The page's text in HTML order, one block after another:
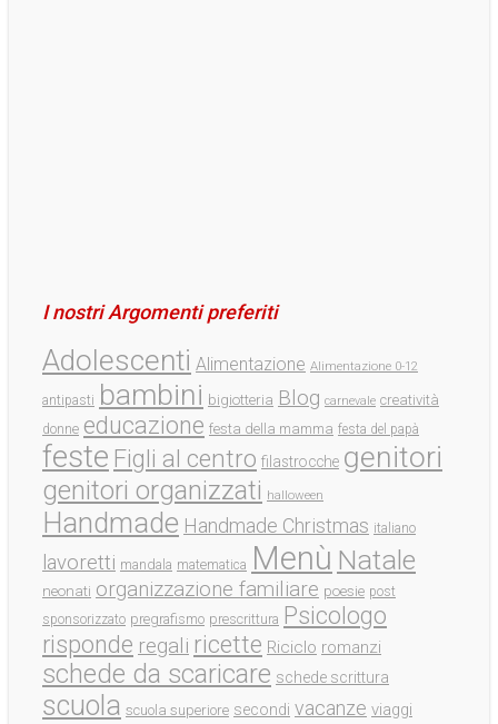
I nostri Argomenti preferiti
Adolescenti Alimentazione Alimentazione 0-12
antipasti bambini bigiotteria Blog carnevale creatività
donne educazione festa della mamma festa del papà
feste Figli al centro filastrocche genitori
genitori organizzati halloween
Handmade Handmade Christmas italiano
lavoretti mandala matematica Menù Natale
neonati organizzazione familiare poesie post
sponsorizzato pregrafismo prescrittura Psicologo
risponde regali ricette Riciclo romanzi
schede da scaricare schede scrittura
scuola scuola superiore secondi vacanze viaggi